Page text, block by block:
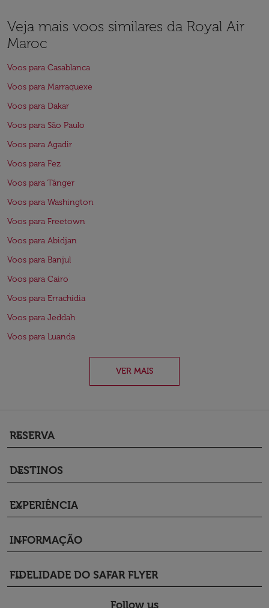
Veja mais voos similares da Royal Air
Maroc
Voos para Casablanca
Voos para Marraquexe
Voos para Dakar
Voos para São Paulo
Voos para Agadir
Voos para Fez
Voos para Tânger
Voos para Washington
Voos para Freetown
Voos para Abidjan
Voos para Banjul
Voos para Cairo
Voos para Errachidia
Voos para Jeddah
Voos para Luanda
VER MAIS
RESERVA
keyboard_arrow_down
DESTINOS
keyboard_arrow_down
EXPERIÊNCIA
keyboard_arrow_down
INFORMAÇÃO
keyboard_arrow_down
FIDELIDADE DO SAFAR FLYER
keyboard_arrow_down
Follow us